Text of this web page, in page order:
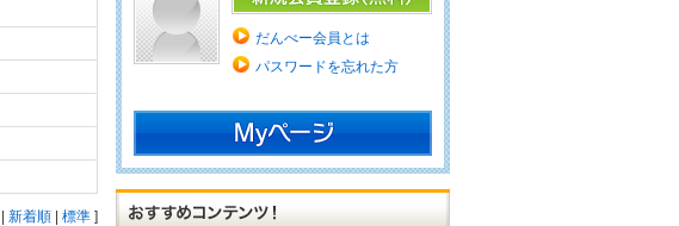
]
標準
新着順
だんべー会員とは
パスワードを忘れた方